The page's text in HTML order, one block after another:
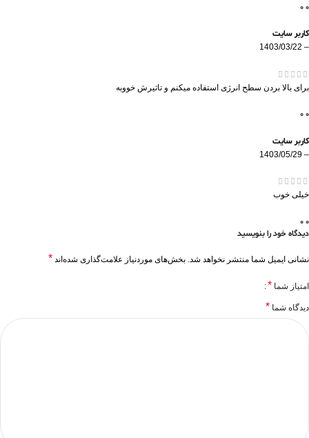
0
0
کاربر سایت
–
1403/03/22
برای بالا بردن سطح انرژی استفاده میکنم و تاثیرش خووبه
0
0
کاربر سایت
–
1403/05/29
خیلی خوب
0
0
دیدگاه خود را بنویسید
نشانی ایمیل شما منتشر نخواهد شد. بخش‌های موردنیاز علامت‌گذاری شده‌اند *
امتیاز شما *
دیدگاه شما *